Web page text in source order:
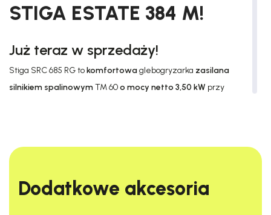
STIGA ESTATE 384 M!
Już teraz w sprzedaży!
Stiga SRC 685 RG tokomfortowaglebogryzarka zasilana
silnikiem spalinowymTM 60o mocy netto 3,50 kW przy
TECHNICZNA SRC 685 RG
Dodatkowe akcesoria​